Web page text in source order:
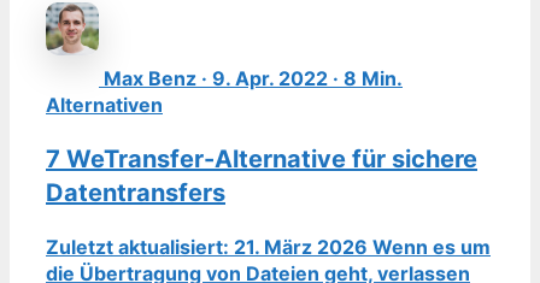
Max Benz · 9. Apr. 2022 · 8 Min.
Alternativen
7 WeTransfer-Alternative für sichere
Datentransfers
Zuletzt aktualisiert: 21. März 2026 Wenn es um
die Übertragung von Dateien geht, verlassen